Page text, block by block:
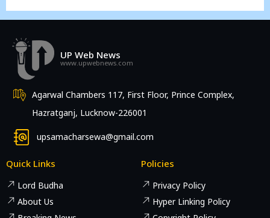
UP Web News
www.upwebnews.com
Agarwal Chambers 117, First Floor, Prince Complex,
Hazratganj, Lucknow-226001
upsamacharsewa@gmail.com
Quick Links
Lord Budha
About Us
Policies
Privacy Policy
Hyper Linking Policy